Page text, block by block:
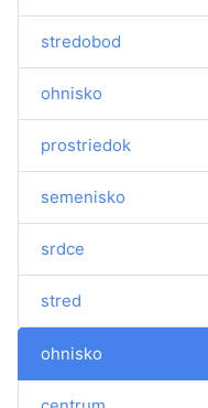
stredobod
ohnisko
prostriedok
semenisko
srdce
stred
ohnisko